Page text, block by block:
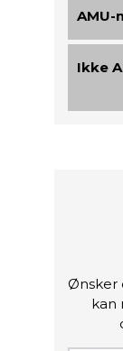
AMU-
Ikke
Ønsker
kan